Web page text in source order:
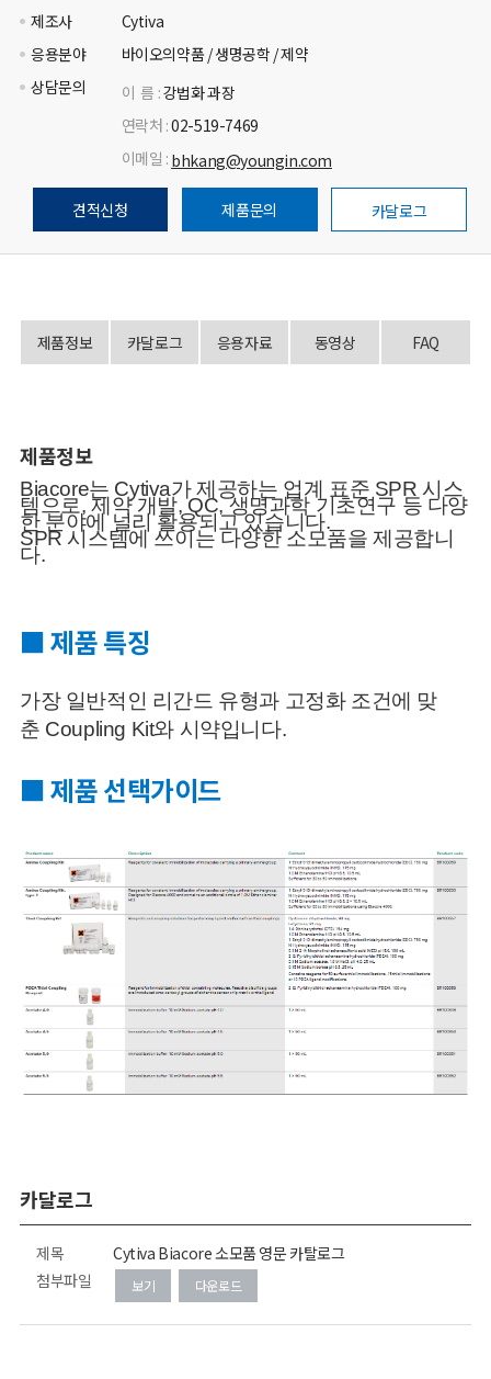
제조사
Cytiva
응용분야
바이오의약품 / 생명공학 / 제약
상담문의
이 름 :강법화 과장
연락처 :02-519-7469
이메일 : bhkang@youngin.com
견적신청 제품문의 카달로그
제품정보 카달로그 응용자료 동영상 FAQ
제품정보
Biacore는 Cytiva가 제공하는 업계 표준 SPR 시스
템으로, 제약개발, QC,생명과학 기초연구 등 다양
한 분야에 널리 활용되고있습니다.
SPR시 스템에 쓰이는 다양한 소모품을제공합니
다.
■ 제품 특징
가장 일반적인 리간드 유형과 고정화 조건에 맞
춘 Coupling Kit와 시약입니다.
■ 제품 선택가이드
카달로그
제목
Cytiva Biacore 소모품 영문 카탈로그
첨부파일
보기 다운로드